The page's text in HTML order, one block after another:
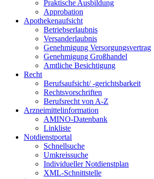
Praktische Ausbildung
Approbation
Apothekenaufsicht
Betriebserlaubnis
Versanderlaubnis
Genehmigung Versorgungsvertrag
Genehmigung Großhandel
Amtliche Besichtigung
Recht
Berufsaufsicht/ -gerichtsbarkeit
Rechtsvorschriften
Berufsrecht von A-Z
Arzneimittelinformation
AMINO-Datenbank
Linkliste
Notdienstportal
Schnellsuche
Umkreissuche
Individueller Notdienstplan
XML-Schnittstelle